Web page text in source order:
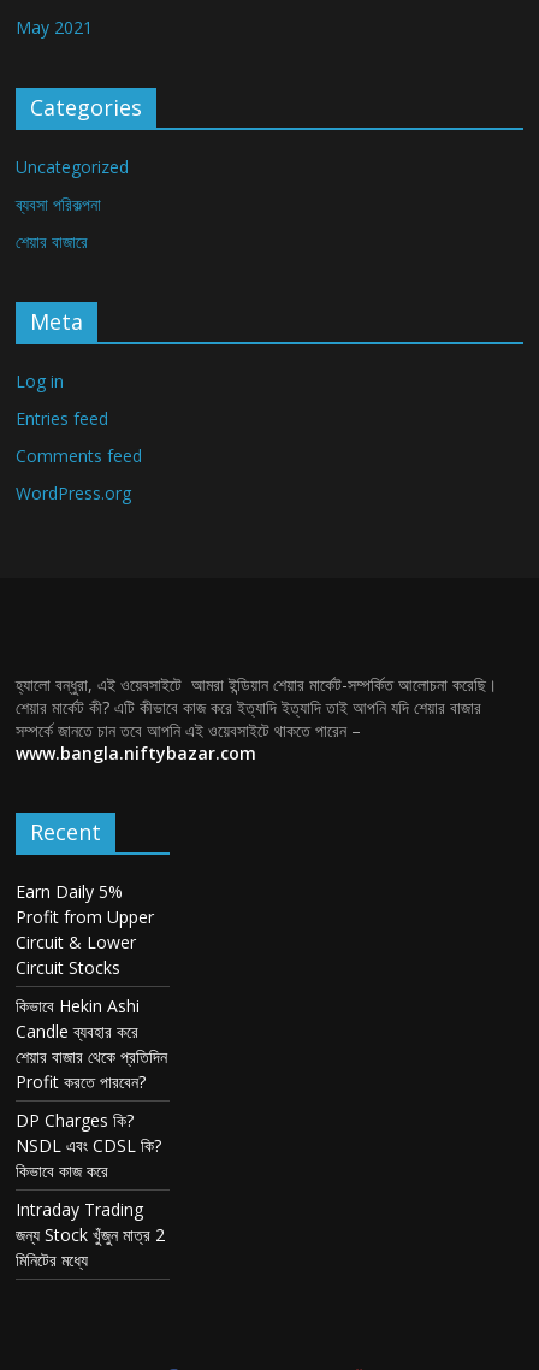
May 2021
Categories
Uncategorized
ব্যবসা পরিকল্পনা
শেয়ার বাজারে
Meta
Log in
Entries feed
Comments feed
WordPress.org
হ্যালো বন্ধুরা, এই ওয়েবসাইটে আমরা ইন্ডিয়ান শেয়ার মার্কেট-সম্পর্কিত আলোচনা করেছি।
শেয়ার মার্কেট কী? এটি কীভাবে কাজ করে ইত্যাদি ইত্যাদি তাই আপনি যদি শেয়ার বাজার
সম্পর্কে জানতে চান তবে আপনি এই ওয়েবসাইটে থাকতে পারেন –
www.bangla.niftybazar.com
Recent
Earn Daily 5%
Profit from Upper
Circuit & Lower
Circuit Stocks
কিভাবে Hekin Ashi
Candle ব্যবহার করে
শেয়ার বাজার থেকে প্রতিদিন
Profit করতে পারবেন?
DP Charges কি?
NSDL এবং CDSL কি?
কিভাবে কাজ করে
Intraday Trading
জন্য Stock খুঁজুন মাত্র 2
মিনিটের মধ্যে